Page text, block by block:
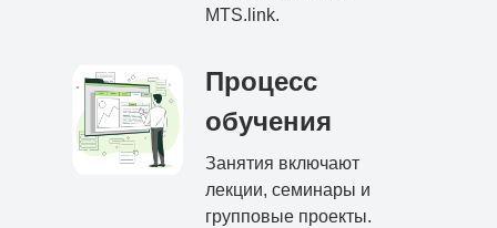
MTS.link.
Процесс
обучения
Занятия включают
лекции, семинары и
групповые проекты.